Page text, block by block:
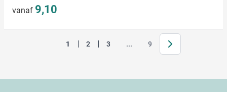
vanaf 9,10
Je leest momenteel pagina
1 Pagina
2 Pagina
3 Jump forward
... Pagina
9 Volgende